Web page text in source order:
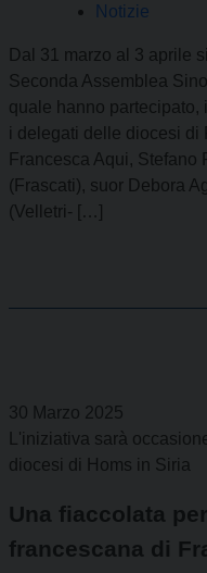
Notizie
Dal 31 marzo al 3 aprile
Seconda Assemblea
quale hanno partecipato,
i delegati delle diocesi di
Francesca Aqui,
(Frascati), suor Debora
(Velletri- […]
30 Marzo 2025
L'iniziativa sarà
diocesi di Homs in Siria
Una fiaccolata
francescana di